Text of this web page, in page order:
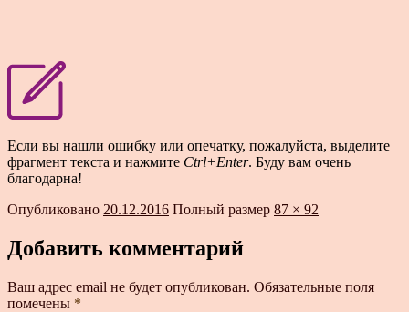
Если вы нашли ошибку или опечатку, пожалуйста, выделите
фрагмент текста и нажмите Ctrl+Enter. Буду вам очень
благодарна!
Опубликовано 20.12.2016 Полный размер 87 × 92
Добавить комментарий
Ваш адрес email не будет опубликован. Обязательные поля
помечены *